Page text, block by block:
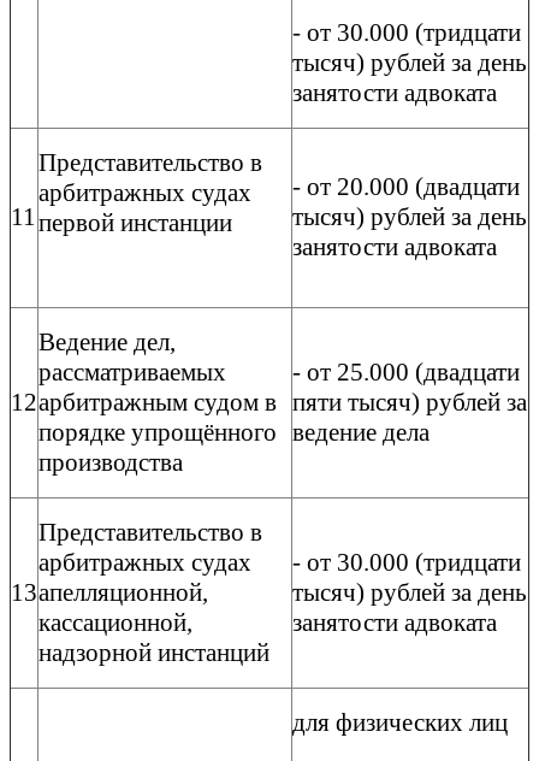
- от 30.000 (тридцати
тысяч) рублей за день
занятости адвоката
11
Представительство в
арбитражных судах
первой инстанции
- от 20.000 (двадцати
тысяч) рублей за день
занятости адвоката
12
Ведение дел,
рассматриваемых
арбитражным судом в
порядке упрощённого
производства
- от 25.000 (двадцати
пяти тысяч) рублей за
ведение дела
13
Представительство в
арбитражных судах
апелляционной,
кассационной,
надзорной инстанций
- от 30.000 (тридцати
тысяч) рублей за день
занятости адвоката
для физических лиц